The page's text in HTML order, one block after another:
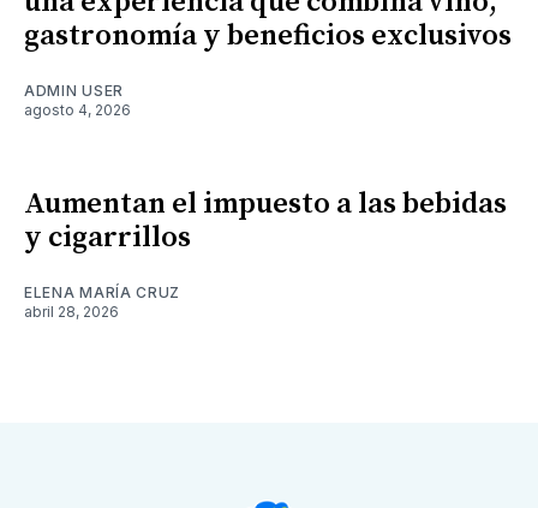
gastronomía y beneficios exclusivos
ADMIN USER
agosto 4, 2026
Aumentan el impuesto a las bebidas
y cigarrillos
ELENA MARÍA CRUZ
abril 28, 2026